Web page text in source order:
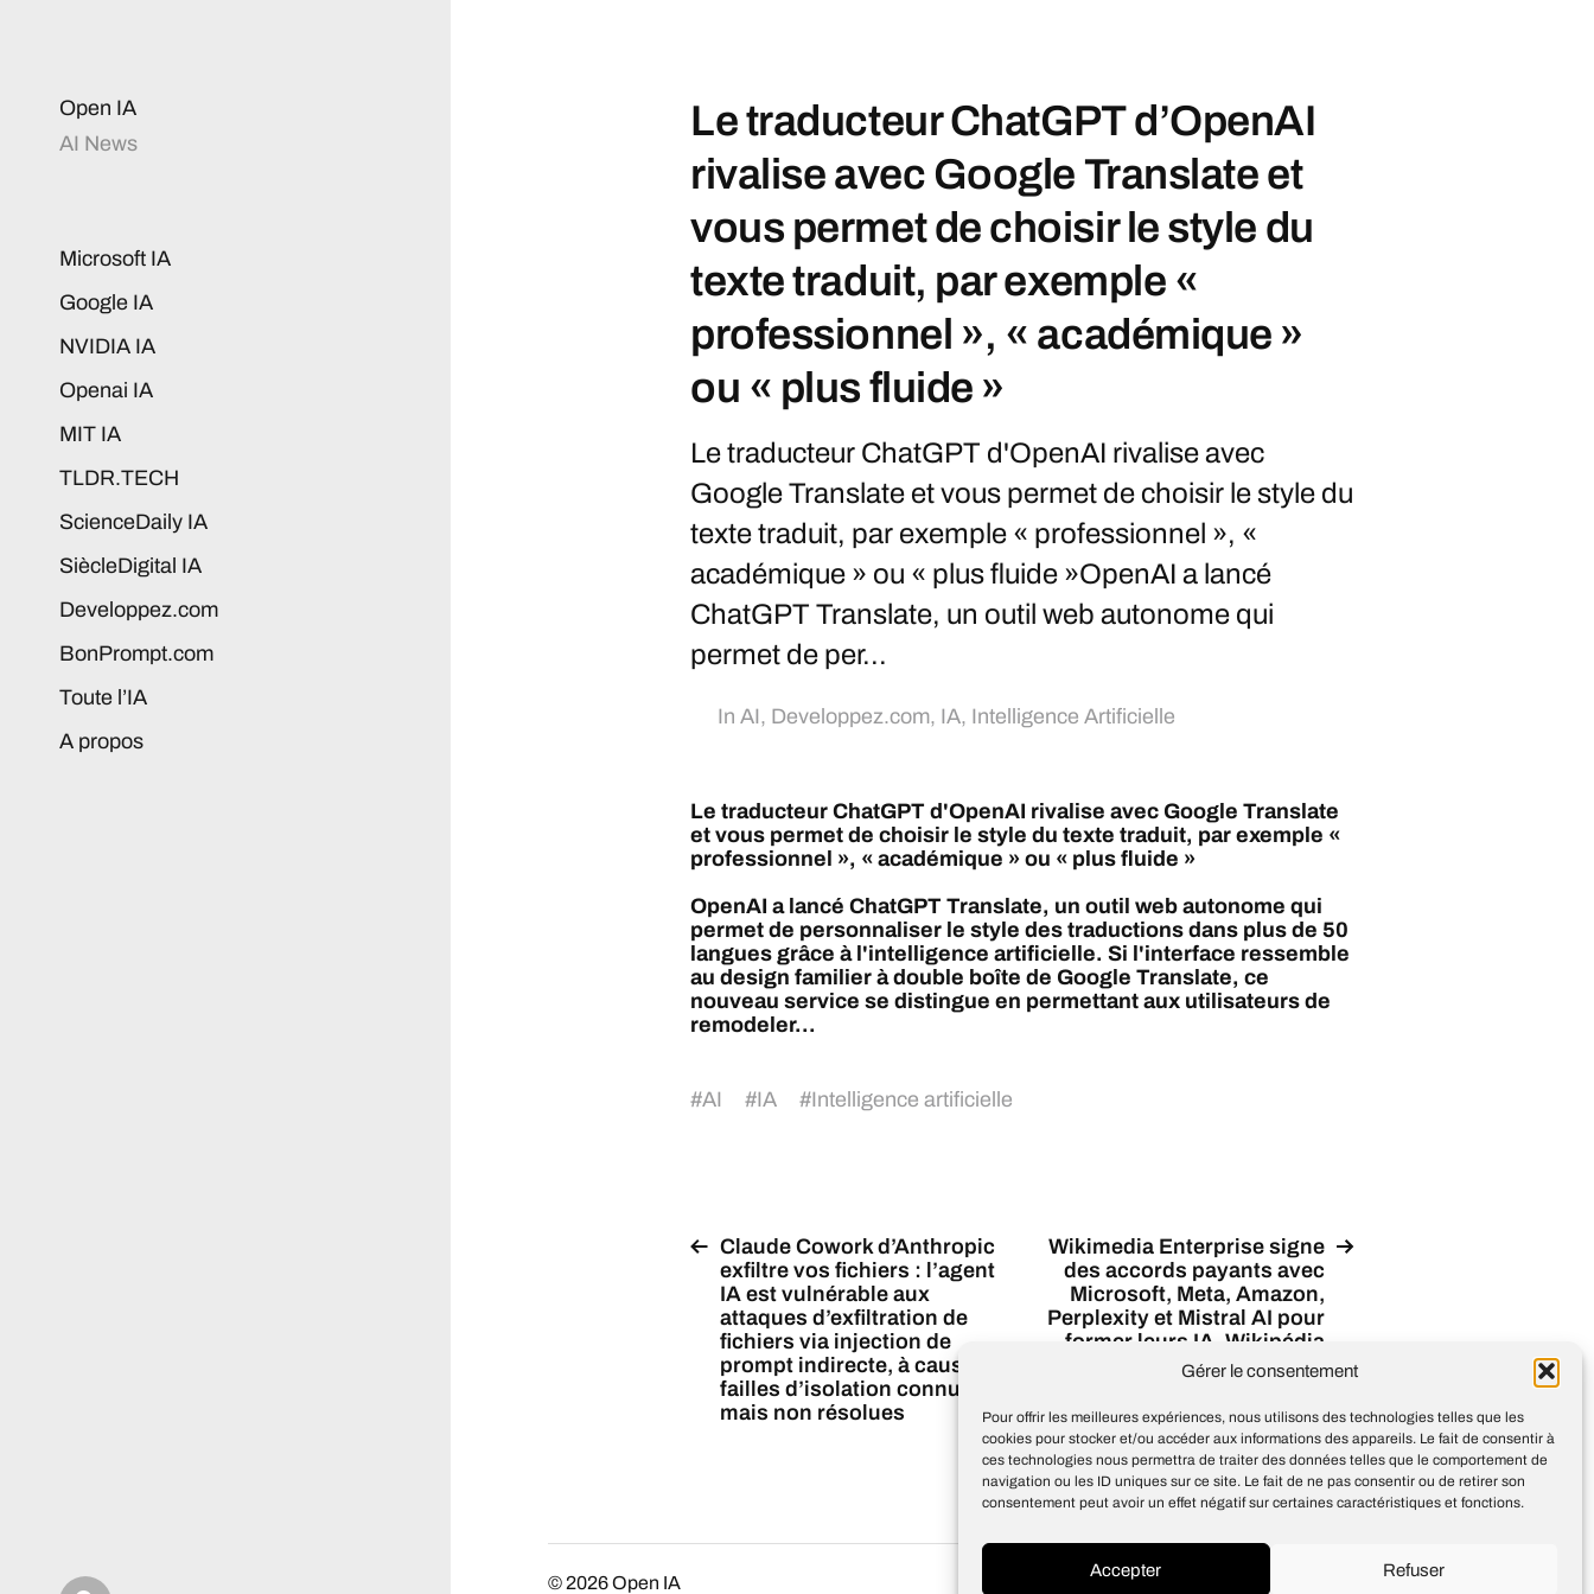
Gérer le consentement
Pour offrir les meilleures expériences, nous utilisons des technologies telles que les
cookies pour stocker et/ou accéder aux informations des appareils. Le fait de consentir à
ces technologies nous permettra de traiter des données telles que le comportement de
navigation ou les ID uniques sur ce site. Le fait de ne pas consentir ou de retirer son
consentement peut avoir un effet négatif sur certaines caractéristiques et fonctions.
Accepter Refuser
Open IA
AI News
Microsoft IA
Google IA
NVIDIA IA
Openai IA
MIT IA
TLDR.TECH
ScienceDaily IA
SiècleDigital IA
Developpez.com
BonPrompt.com
Toute l’IA
A propos
Le traducteur ChatGPT d’OpenAI
rivalise avec Google Translate et
vous permet de choisir le style du
texte traduit, par exemple «
professionnel », « académique »
ou « plus fluide »
Le traducteur ChatGPT d'OpenAI rivalise avec
Google Translate et vous permet de choisir le style du
texte traduit, par exemple « professionnel », «
académique » ou « plus fluide »OpenAI a lancé
ChatGPT Translate, un outil web autonome qui
permet de per...
In AI, Developpez.com, IA, Intelligence Artificielle
Le traducteur ChatGPT d'OpenAI rivalise avec Google Translate
et vous permet de choisir le style du texte traduit, par exemple «
professionnel », « académique » ou « plus fluide »
OpenAI a lancé ChatGPT Translate, un outil web autonome qui
permet de personnaliser le style des traductions dans plus de 50
langues grâce à l'intelligence artificielle. Si l'interface ressemble
au design familier à double boîte de Google Translate, ce
nouveau service se distingue en permettant aux utilisateurs de
remodeler...
#AI #IA #Intelligence artificielle
Claude Cowork d’Anthropic
exfiltre vos fichiers : l’agent
IA est vulnérable aux
attaques d’exfiltration de
fichiers via injection de
prompt indirecte, à cause de
failles d’isolation connues
mais non résolues
Wikimedia Enterprise signe
des accords payants avec
Microsoft, Meta, Amazon,
Perplexity et Mistral AI pour
former leurs IA. Wikipédia
peut-elle rester libre quand
avantage ?
© 2026Open IA Jean-Louis Maso